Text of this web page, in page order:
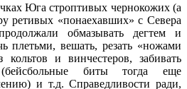
Юга строптивых чернокожих (а
ретивых «понаехавших» с Севера
обмазывать дегтем и
плетьми, вешать, резать «ножами
кольтов и винчестеров, забивать
биты тогда еще
и т.д. Справедливости ради,